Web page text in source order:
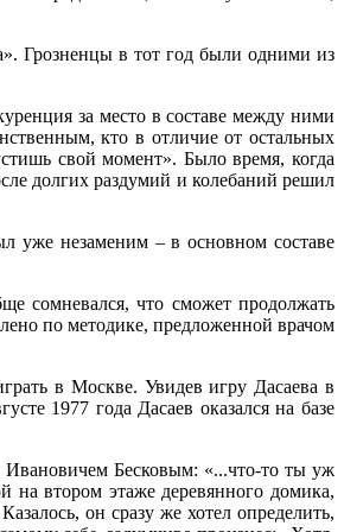
Грозненцы в тот год были одними из
за место в составе между ними
кто в отличие от остальных
свой момент». Было время, когда
долгих раздумий и колебаний решил
уже незаменим – в основном составе
сомневался, что сможет продолжать
по методике, предложенной врачом
в Москве. Увидев игру Дасаева в
1977 года Дасаев оказался на базе
Ивановичем Бесковым: «...что-то ты уж
на втором этаже деревянного домика,
он сразу же хотел определить,